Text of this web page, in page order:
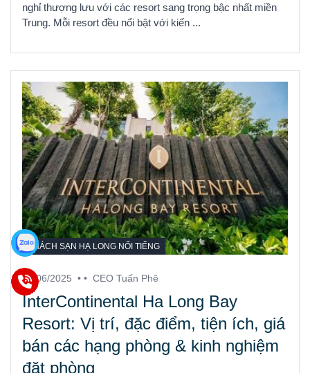
nghỉ thượng lưu với các resort sang trọng bậc nhất miền
Trung. Mỗi resort đều nổi bật với kiến ...
KHÁCH SẠN HẠ LONG NỔI TIẾNG
17/06/2025 • • CEO Tuấn Phê
InterContinental Ha Long Bay
Resort: Vị trí, đặc điểm, tiện ích, giá
bán các hạng phòng & kinh nghiệm
đặt phòng